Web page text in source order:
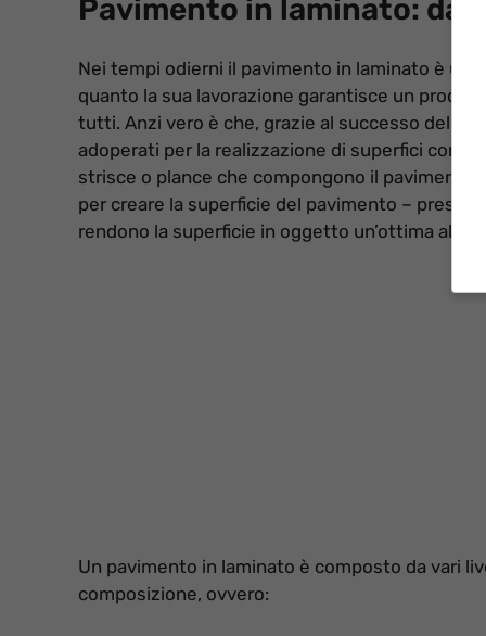
Pavimento in laminato: da
Nei tempi odierni il pavimento in laminato è
quanto la sua lavorazione garantisce un
tutti. Anzi vero è che, grazie al successo del
adoperati per la realizzazione di superfici con
strisce o plance che compongono il
per creare la superficie del pavimento –
rendono la superficie in oggetto un’ottima
Un pavimento in laminato è composto da vari
composizione, ovvero: